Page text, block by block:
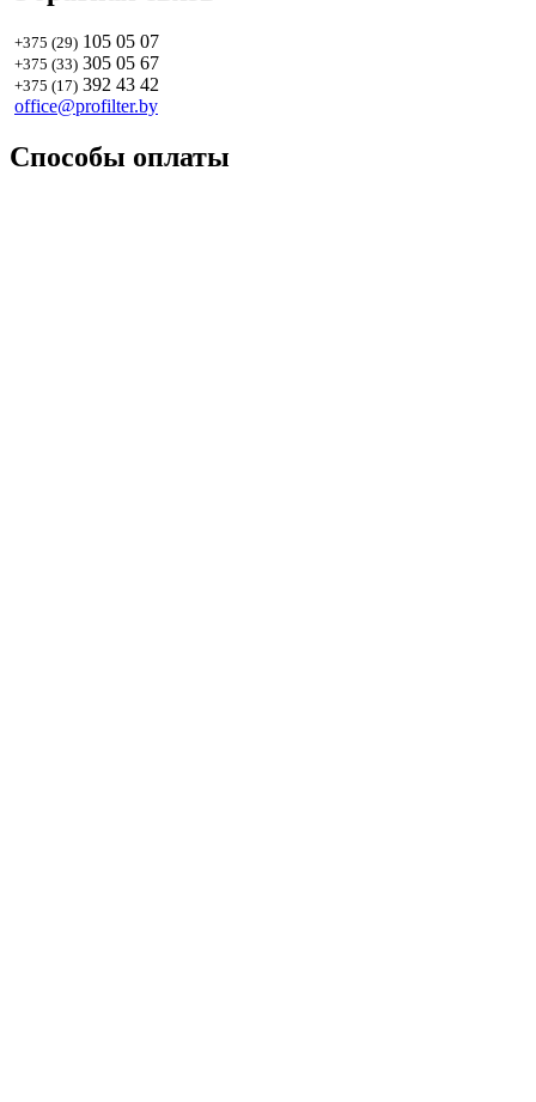
+375 (29) 105 05 07
+375 (33) 305 05 67
+375 (17) 392 43 42
office@profilter.by
Способы оплаты